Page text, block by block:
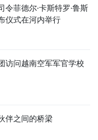
令菲德尔·卡斯特罗·鲁斯
仪式在河内举行
访问越南空军军官学校
伴之间的桥梁